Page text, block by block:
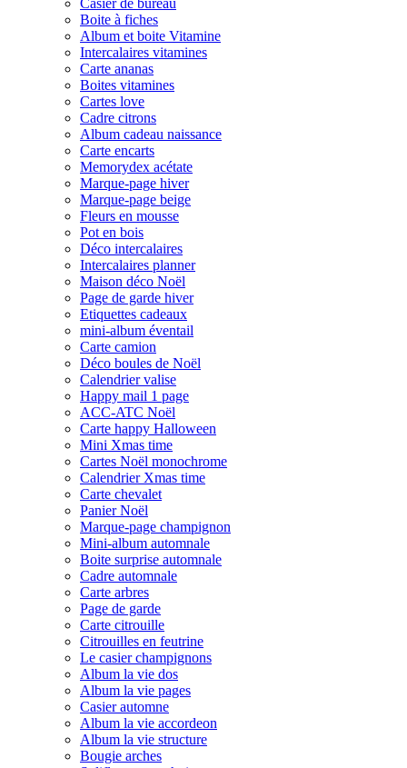
Casier de bureau
Boite à fiches
Album et boite Vitamine
Intercalaires vitamines
Carte ananas
Boites vitamines
Cartes love
Cadre citrons
Album cadeau naissance
Carte encarts
Memorydex acétate
Marque-page hiver
Marque-page beige
Fleurs en mousse
Pot en bois
Déco intercalaires
Intercalaires planner
Maison déco Noël
Page de garde hiver
Etiquettes cadeaux
mini-album éventail
Carte camion
Déco boules de Noël
Calendrier valise
Happy mail 1 page
ACC-ATC Noël
Carte happy Halloween
Mini Xmas time
Cartes Noël monochrome
Calendrier Xmas time
Carte chevalet
Panier Noël
Marque-page champignon
Mini-album automnale
Boite surprise automnale
Cadre automnale
Carte arbres
Page de garde
Carte citrouille
Citrouilles en feutrine
Le casier champignons
Album la vie dos
Album la vie pages
Casier automne
Album la vie accordeon
Album la vie structure
Bougie arches